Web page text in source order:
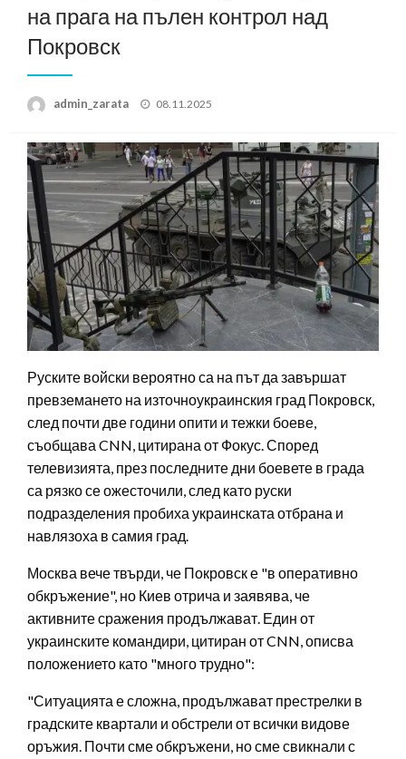
на прага на пълен контрол над
Покровск
admin_zarata
Posted
08.11.2025
Руските войски вероятно са на път да завършат
превземането на източноукраинския град Покровск,
след почти две години опити и тежки боеве,
съобщава CNN, цитирана от Фокус. Според
телевизията, през последните дни боевете в града
са рязко се ожесточили, след като руски
подразделения пробиха украинската отбрана и
навлязоха в самия град.
Москва вече твърди, че Покровск е "в оперативно
обкръжение", но Киев отрича и заявява, че
активните сражения продължават. Един от
украинските командири, цитиран от CNN, описва
положението като "много трудно":
"Ситуацията е сложна, продължават престрелки в
градските квартали и обстрели от всички видове
оръжия. Почти сме обкръжени, но сме свикнали с